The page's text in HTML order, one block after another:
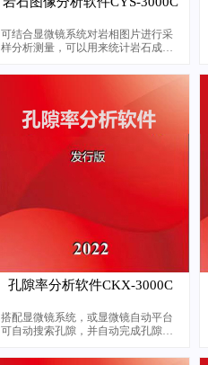
可结合显微镜系统对岩相图片进行采
样分析测量，可以用来统计岩石成
大院校、研究所都有广泛应用。软件
孔隙率分析软件CKX-3000C
搭配显微镜系统，或显微镜自动平台
可自动搜索孔隙，并自动完成孔隙率
研究工作效率